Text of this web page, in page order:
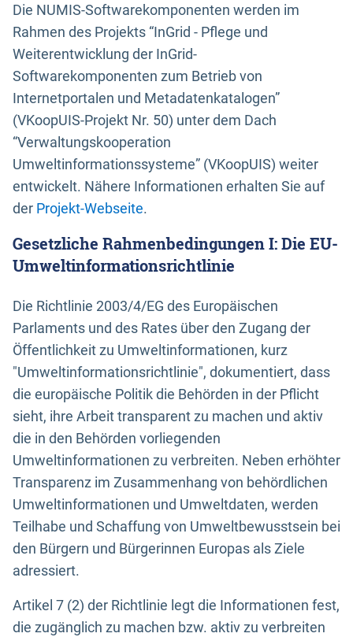
Die NUMIS-Softwarekomponenten werden im
Rahmen des Projekts “InGrid - Pflege und
Weiterentwicklung der InGrid-
Softwarekomponenten zum Betrieb von
Internetportalen und Metadatenkatalogen”
(VKoopUIS-Projekt Nr. 50) unter dem Dach
“Verwaltungskooperation
Umweltinformationssysteme” (VKoopUIS) weiter
entwickelt. Nähere Informationen erhalten Sie auf
der Projekt-Webseite.
Gesetzliche Rahmenbedingungen I: Die EU-
Umweltinformationsrichtlinie
Die Richtlinie 2003/4/EG des Europäischen
Parlaments und des Rates über den Zugang der
Öffentlichkeit zu Umweltinformationen, kurz
"Umweltinformationsrichtlinie", dokumentiert, dass
die europäische Politik die Behörden in der Pflicht
sieht, ihre Arbeit transparent zu machen und aktiv
die in den Behörden vorliegenden
Umweltinformationen zu verbreiten. Neben erhöhter
Transparenz im Zusammenhang von behördlichen
Umweltinformationen und Umweltdaten, werden
Teilhabe und Schaffung von Umweltbewusstsein bei
den Bürgern und Bürgerinnen Europas als Ziele
adressiert.
Artikel 7 (2) der Richtlinie legt die Informationen fest,
die zugänglich zu machen bzw. aktiv zu verbreiten